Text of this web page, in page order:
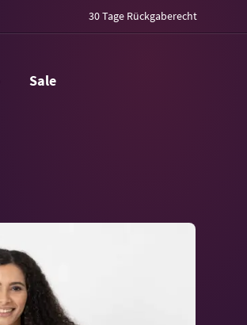
30 Tage Rückgaberecht
Sale